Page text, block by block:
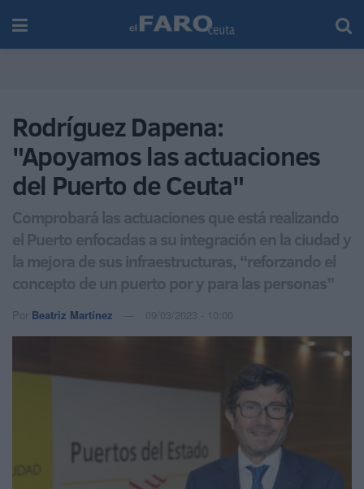
Rodríguez Dapena:
"Apoyamos las actuaciones
del Puerto de Ceuta"
Comprobará las actuaciones que está realizando
el Puerto enfocadas a su integración en la ciudad y
la mejora de sus infraestructuras, “reforzando el
concepto de un puerto por y para las personas”
Por Beatriz Martínez 09/03/2023 - 10:00